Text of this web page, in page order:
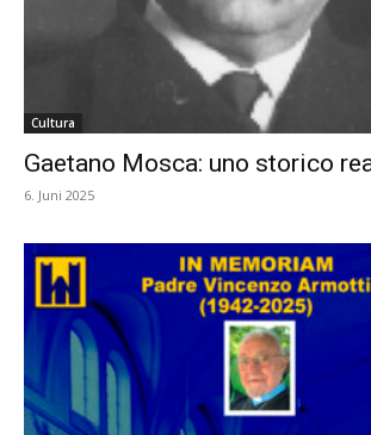
Cultura
Gaetano Mosca: uno storico
6. Juni 2025